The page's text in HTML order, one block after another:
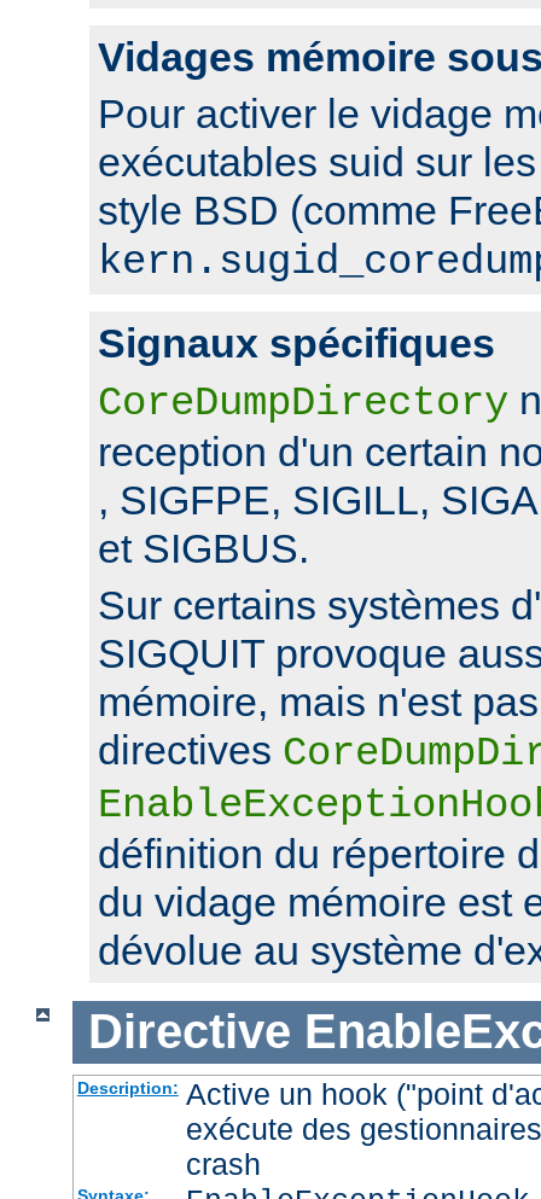
Vidages mémoire
Pour activer le vidage
exécutables suid sur
style BSD (comme
Signaux spécifiques
CoreDumpDirectory
reception d'un certain
, SIGFPE, SIGILL,
et SIGBUS.
Sur certains systèmes
SIGQUIT provoque
mémoire, mais n'est
directives
définition du répertoire
du vidage mémoire est
dévolue au système
Directive
Description: Active un hook ("point
exécute des
crash